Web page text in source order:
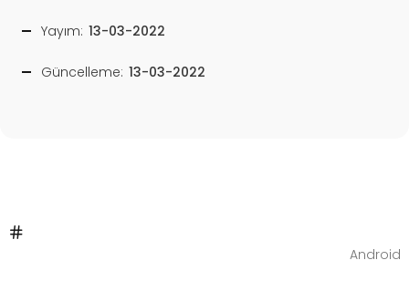
Yayım: 13-03-2022
Güncelleme: 13-03-2022
Android